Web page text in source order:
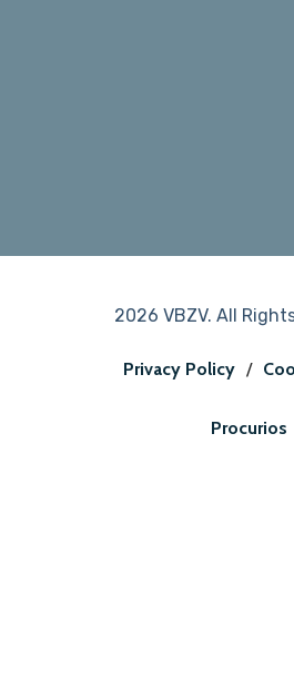
2026 VBZV. All
Privacy Policy /
Procurios